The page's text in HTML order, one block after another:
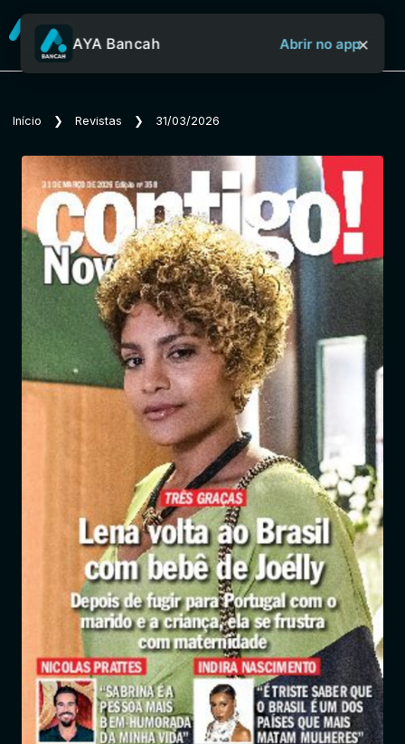
Sobre o Aya Bancah
Início
Revistas
Jornais
Notícias
Entrar
AYA Bancah Abrir no app×
Início ❯ Revistas ❯ 31/03/2026